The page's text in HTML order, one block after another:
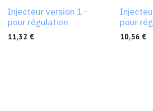
Injecteur version 1 -
pour régulation
11,32 €
pour
10,56 €